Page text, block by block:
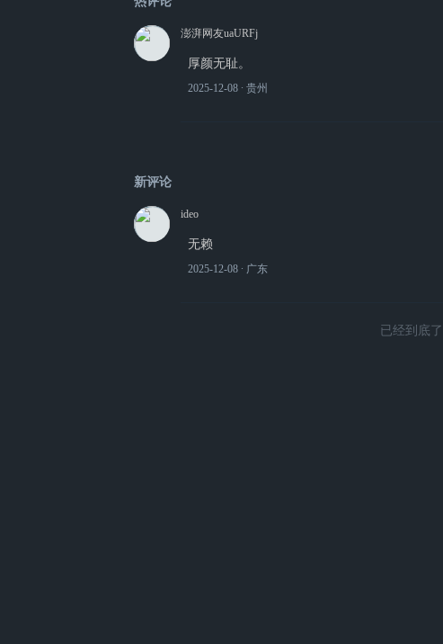
澎湃网友uaURFj
厚颜无耻。
2025-12-08 ∙ 贵州
新评论
ideo
无赖
2025-12-08 ∙ 广东
已经到底了